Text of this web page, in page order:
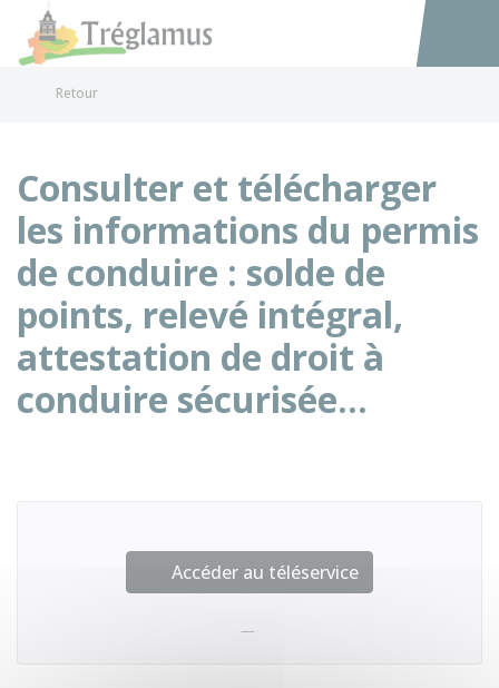
Accéder
Retour
Consulter et télécharger
les informations du permis
de conduire : solde de
points, relevé intégral,
attestation de droit à
conduire sécurisée...
Accéder au téléservice